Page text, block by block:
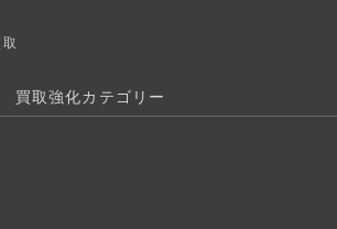
買取強化カテゴリー